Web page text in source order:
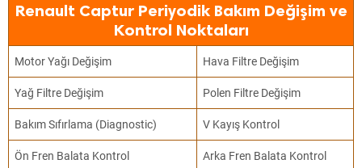
Renault Captur Periyodik Bakım Değişim ve
Kontrol Noktaları
Motor Yağı Değişim Hava Filtre Değişim
Yağ Filtre Değişim Polen Filtre Değişim
Bakım Sıfırlama (Diagnostic) V Kayış Kontrol
Ön Fren Balata Kontrol Arka Fren Balata Kontrol